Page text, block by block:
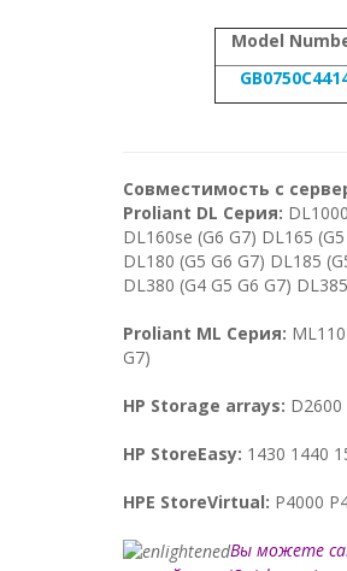
Model
Совместимость с
Proliant DL Серия:
DL160se (G6 G7) DL165
DL180 (G5 G6 G7) DL185
DL380 (G4 G5 G6 G7)
Proliant ML Серия:
G7)
HP Storage arrays: D2600
HP StoreEasy: 1430 1440
HPE StoreVirtual: P4000
Вы можете